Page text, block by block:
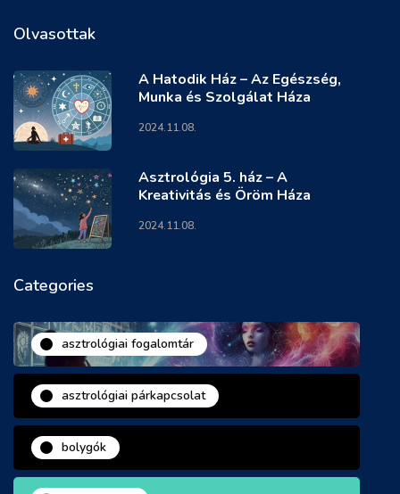
Olvasottak
A Hatodik Ház – Az Egészség,
Munka és Szolgálat Háza
2024.11.08.
Asztrológia 5. ház – A
Kreativitás és Öröm Háza
2024.11.08.
Categories
asztrológiai fogalomtár
asztrológiai párkapcsolat
bolygók